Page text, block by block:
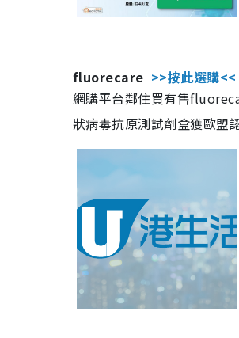
fluorecare >>按此選購<<
網購平台鄰住買有售
狀病毒抗原測試劑盒獲歐盟